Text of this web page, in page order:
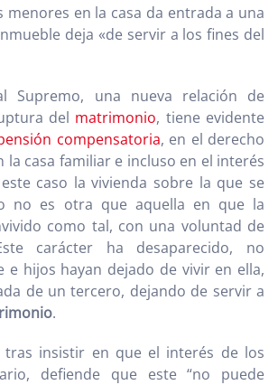
menores en la casa da entrada a una
deja «de servir a los fines del
Supremo, una nueva relación de
del matrimonio, tiene evidente
compensatoria, en el derecho
la casa familiar e incluso en el interés
caso la vivienda sobre la que se
no es otra que aquella en que la
como tal, con una voluntad de
carácter ha desaparecido, no
e hijos hayan dejado de vivir en ella,
de un tercero, dejando de servir a
.
insistir en que el interés de los
defiende que este “no puede